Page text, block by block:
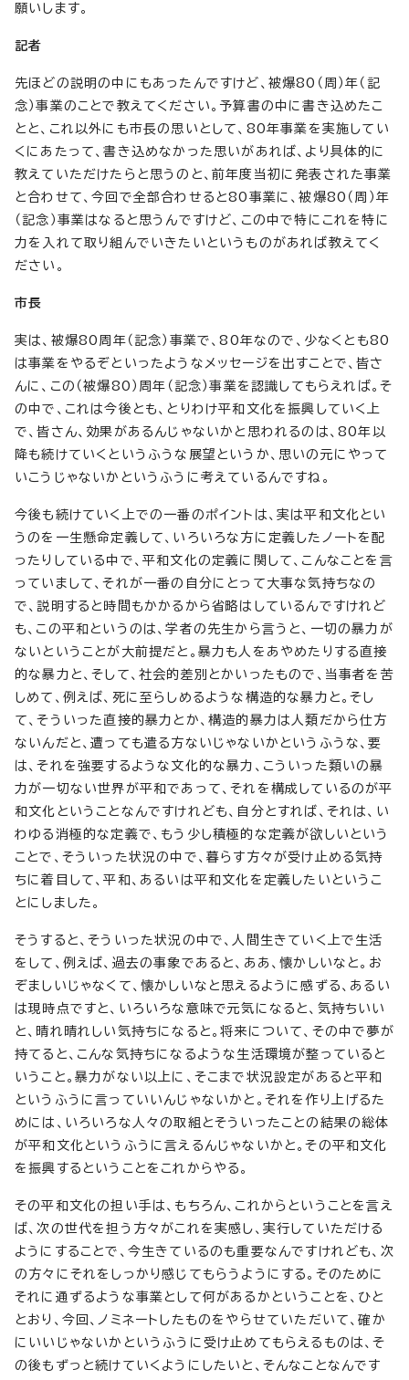
願いします。
記者
先ほどの説明の中にもあったんですけど、被爆80（周）年（記
念）事業のことで教えてください。予算書の中に書き込めたこ
とと、これ以外にも市長の思いとして、80年事業を実施してい
くにあたって、書き込めなかった思いがあれば、より具体的に
教えていただけたらと思うのと、前年度当初に発表された事業
と合わせて、今回で全部合わせると80事業に、被爆80（周）年
（記念）事業はなると思うんですけど、この中で特にこれを特に
力を入れて取り組んでいきたいというものがあれば教えてく
ださい。
市長
実は、被爆80周年（記念）事業で、80年なので、少なくとも80
は事業をやるぞといったようなメッセージを出すことで、皆さ
んに、この（被爆80）周年（記念）事業を認識してもらえれば。そ
の中で、これは今後とも、とりわけ平和文化を振興していく上
で、皆さん、効果があるんじゃないかと思われるのは、80年以
降も続けていくというふうな展望というか、思いの元にやって
いこうじゃないかというふうに考えているんですね。
今後も続けていく上での一番のポイントは、実は平和文化とい
うのを一生懸命定義して、いろいろな方に定義したノートを配
ったりしている中で、平和文化の定義に関して、こんなことを言
っていまして、それが一番の自分にとって大事な気持ちなの
で、説明すると時間もかかるから省略はしているんですけれど
も、この平和というのは、学者の先生から言うと、一切の暴力が
ないということが大前提だと。暴力も人をあやめたりする直接
的な暴力と、そして、社会的差別とかいったもので、当事者を苦
しめて、例えば、死に至らしめるような構造的な暴力と。そし
て、そういった直接的暴力とか、構造的暴力は人類だから仕方
ないんだと、遭っても遣る方ないじゃないかというふうな、要
は、それを強要するような文化的な暴力、こういった類いの暴
力が一切ない世界が平和であって、それを構成しているのが平
和文化ということなんですけれども、自分とすれば、それは、い
わゆる消極的な定義で、もう少し積極的な定義が欲しいという
ことで、そういった状況の中で、暮らす方々が受け止める気持
ちに着目して、平和、あるいは平和文化を定義したいというこ
とにしました。
そうすると、そういった状況の中で、人間生きていく上で生活
をして、例えば、過去の事象であると、ああ、懐かしいなと。お
ぞましいじゃなくて、懐かしいなと思えるように感ずる、あるい
は現時点ですと、いろいろな意味で元気になると、気持ちいい
と、晴れ晴れしい気持ちになると。将来について、その中で夢が
持てると、こんな気持ちになるような生活環境が整っていると
いうこと。暴力がない以上に、そこまで状況設定があると平和
というふうに言っていいんじゃないかと。それを作り上げるた
めには、いろいろな人々の取組とそういったことの結果の総体
が平和文化というふうに言えるんじゃないかと。その平和文化
を振興するということをこれからやる。
その平和文化の担い手は、もちろん、これからということを言え
ば、次の世代を担う方々がこれを実感し、実行していただける
ようにすることで、今生きているのも重要なんですけれども、次
の方々にそれをしっかり感じてもらうようにする。そのために
それに通ずるような事業として何があるかということを、ひと
とおり、今回、ノミネートしたものをやらせていただいて、確か
にいいじゃないかというふうに受け止めてもらえるものは、そ
の後もずっと続けていくようにしたいと、そんなことなんです